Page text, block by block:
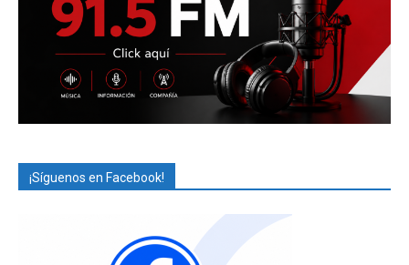
¡Síguenos en Facebook!